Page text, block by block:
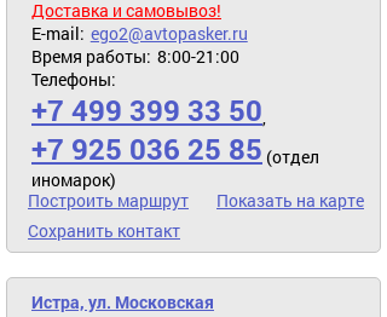
Доставка и самовывоз!
E-mail: ego2@avtopasker.ru
Время работы: 8:00-21:00
Телефоны:
+7 499 399 33 50,
+7 925 036 25 85 (отдел
иномарок)
Построить маршрут
Показать на карте
Сохранить контакт
Истра, ул. Московская